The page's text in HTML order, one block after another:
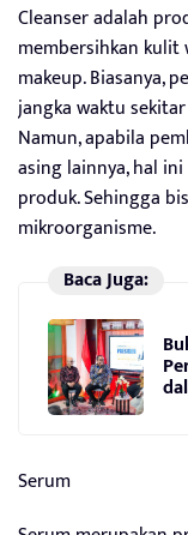
Cleanser adalah
membersihkan kulit
makeup. Biasanya,
jangka waktu
Namun, apabila
asing lainnya, hal
produk. Sehingga
mikroorganisme.
Baca Juga:
Serum